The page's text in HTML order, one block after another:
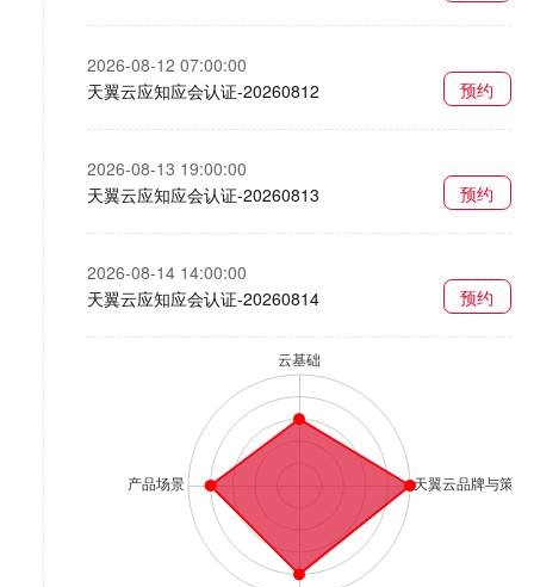
2026-08-12 07:00:00
天翼云应知应会认证-20260812
预约
2026-08-13 19:00:00
天翼云应知应会认证-20260813
预约
2026-08-14 14:00:00
天翼云应知应会认证-20260814
预约